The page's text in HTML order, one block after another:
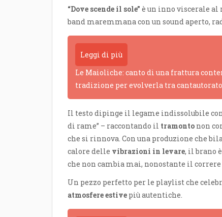
“Dove scende il sole” è un inno viscerale
band maremmana con un sound aperto,
Leggi di più
Le Maioliche: canto di una frattura
tradizione per evolverla tra
Il testo dipinge il legame indissolubile
di rame” – raccontando il tramonto non
che si rinnova. Con una produzione che
calore delle vibrazioni in levare, il brano
che non cambia mai, nonostante il
Un pezzo perfetto per le playlist che
atmosfere estive più autentiche.